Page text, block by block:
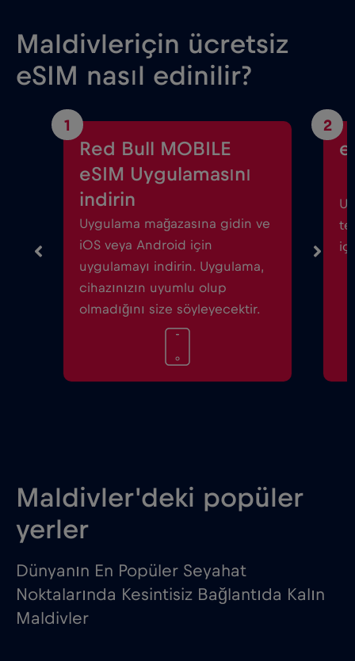
Maldivleriçin ücretsiz
eSIM nasıl edinilir?
1
Red Bull MOBILE
eSIM Uygulamasını
indirin
Uygulama mağazasına gidin ve
iOS veya Android için
uygulamayı indirin. Uygulama,
cihazınızın uyumlu olup
olmadığını size söyleyecektir.
2
Maldivler'deki popüler
yerler
Dünyanın En Popüler Seyahat
Noktalarında Kesintisiz Bağlantıda Kalın
Maldivler